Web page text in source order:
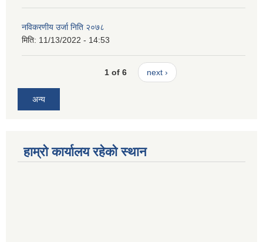
नविकरणीय उर्जा निति २०७८
मिति: 11/13/2022 - 14:53
1 of 6 next ›
अन्य
हाम्रो कार्यालय रहेको स्थान